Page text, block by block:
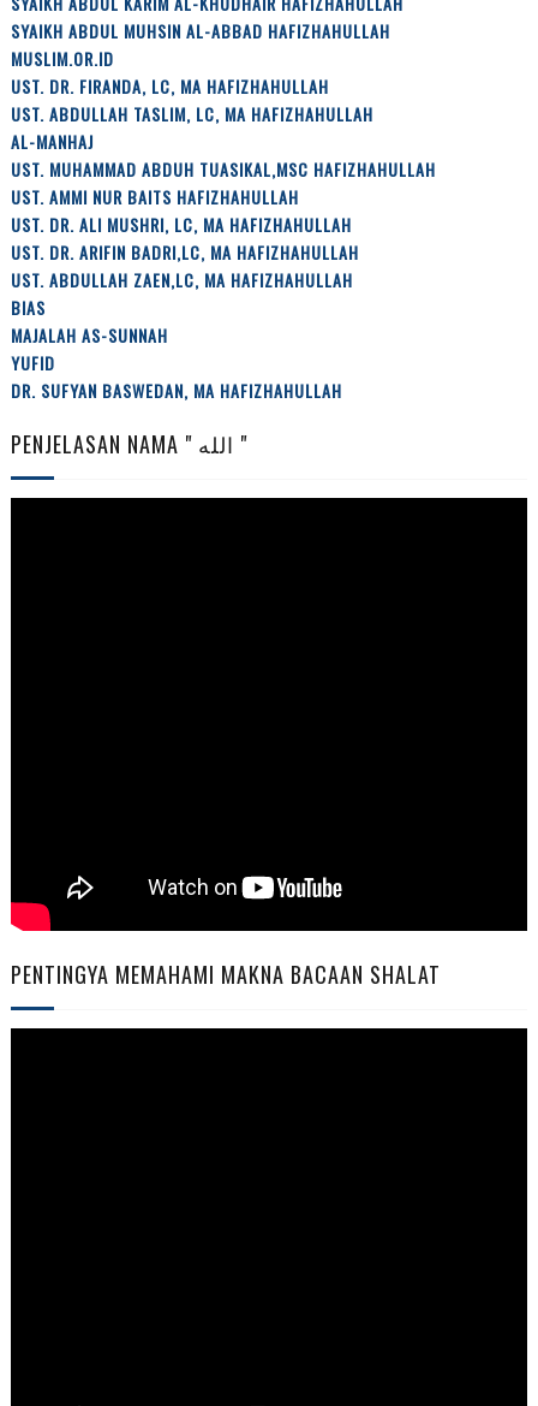
SYAIKH ABDUL MUHSIN AL-ABBAD HAFIZHAHULLAH
MUSLIM.OR.ID
UST. DR. FIRANDA, LC, MA HAFIZHAHULLAH
UST. ABDULLAH TASLIM, LC, MA HAFIZHAHULLAH
AL-MANHAJ
UST. MUHAMMAD ABDUH TUASIKAL,MSC HAFIZHAHULLAH
UST. AMMI NUR BAITS HAFIZHAHULLAH
UST. DR. ALI MUSHRI, LC, MA HAFIZHAHULLAH
UST. DR. ARIFIN BADRI,LC, MA HAFIZHAHULLAH
UST. ABDULLAH ZAEN,LC, MA HAFIZHAHULLAH
BIAS
MAJALAH AS-SUNNAH
YUFID
DR. SUFYAN BASWEDAN, MA HAFIZHAHULLAH
PENJELASAN NAMA " الله "
PENTINGYA MEMAHAMI MAKNA BACAAN SHALAT